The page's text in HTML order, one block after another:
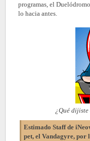
programas, el
lo hacia antes.
¿Qué dijiste
Estimado Staff de
pet, el Vandagyre, por